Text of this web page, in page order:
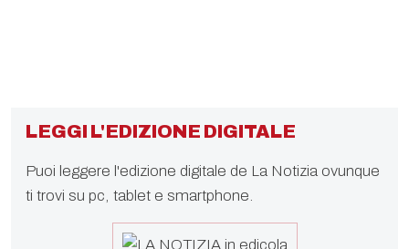
LEGGI L'EDIZIONE DIGITALE
Puoi leggere l'edizione digitale de La Notizia ovunque
ti trovi su pc, tablet e smartphone.